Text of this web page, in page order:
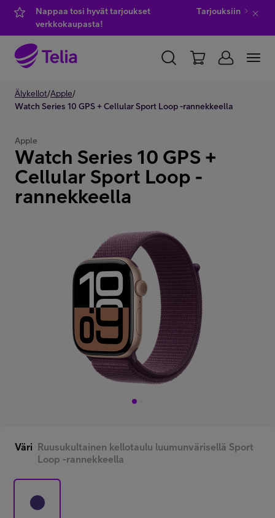
Nappaa tosi hyvät tarjoukset
verkkokaupasta!
Tarjouksiin
YKSITYISILLE
Kauppa
IT-palvelut
Minun Telia Yrityksille
Älykellot/Apple/
Watch Series 10 GPS + Cellular Sport Loop -rannekkeella
Apple
Watch Series 10 GPS +
Cellular Sport Loop -
rannekkeella
Väri Ruusukultainen kellotaulu luumunvärisellä Sport
Loop -rannekkeella